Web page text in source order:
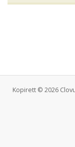
Kopirett © 2026